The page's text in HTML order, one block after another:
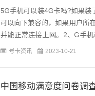
5G手机可以装4G卡吗?如果
可以向下兼容的，如果用户所
并能正常连接上网。2、G手
同样也可以兼容2G\3G\4G网...
号卡资讯 2023-10-21
中国移动满意度问卷调